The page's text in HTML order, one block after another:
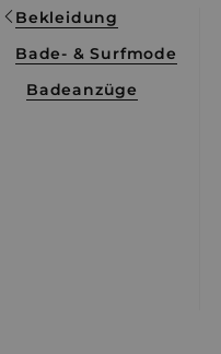
Bekleidung
Bade- & Surfmode
Badeanzüge